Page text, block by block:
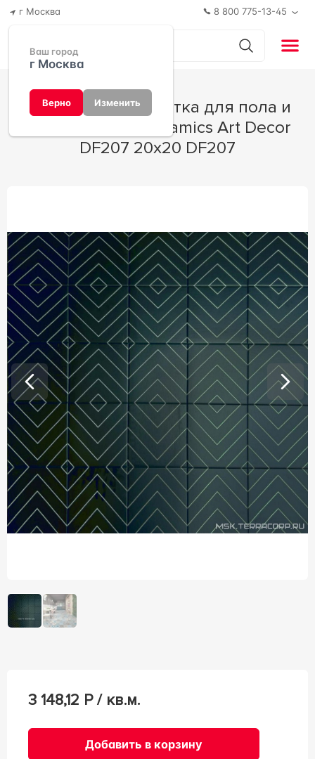
г Москва
Ваш город
г Москва
Верно Изменить
8 800 775-13-45
стены DeShun Ceramics Art Decor
DF207 20x20 DF207
3 148,12 Р / кв.м.
Добавить в корзину